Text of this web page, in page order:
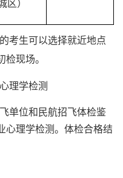
区）
考生可以选择就近地点
检现场。
理学检测
单位和民航招飞体检鉴
心理学检测。体检合格结